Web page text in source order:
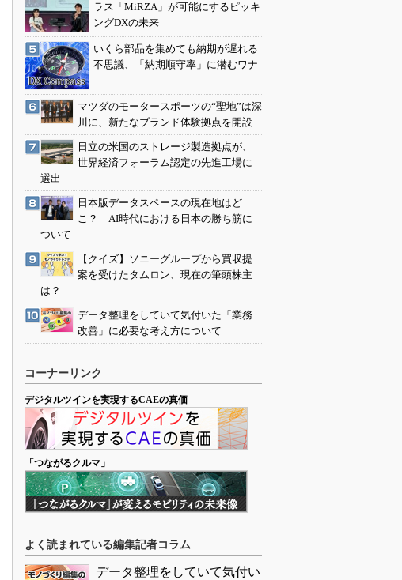
ラス「MiRZA」が可能にするピッキ
ングDXの未来
いくら部品を集めても納期が遅れる
不思議、「納期順守率」に潜むワナ
マツダのモータースポーツの“聖地”は深
川に、新たなブランド体験拠点を開設
日立の米国のストレージ製造拠点が、
世界経済フォーラム認定の先進工場に
選出
日本版データスペースの現在地はど
こ？ AI時代における日本の勝ち筋に
ついて
【クイズ】ソニーグループから買収提
案を受けたタムロン、現在の筆頭株主
は？
データ整理をしていて気付いた「業務
改善」に必要な考え方について
コーナーリンク
デジタルツインを実現するCAEの真価
「つながるクルマ」
よく読まれている編集記者コラム
データ整理をしていて気付い